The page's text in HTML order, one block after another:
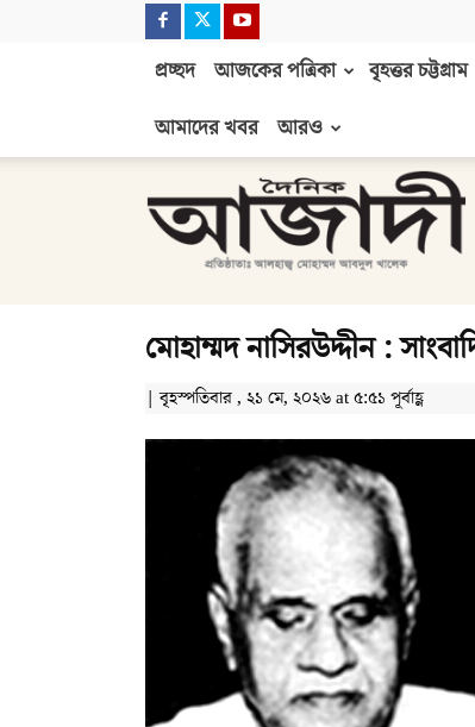
প্রচ্ছদ আজকের পত্রিকা বৃহত্তর চট্টগ্রাম
আমাদের খবর
আরও
আজাদী
মোহাম্মদ নাসিরউদ্দীন :
| বৃহস্পতিবার , ২১ মে, ২০২৬ at ৫:৫১ পূর্বাহ্ণ